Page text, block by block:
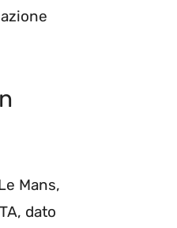
Mans,
dato